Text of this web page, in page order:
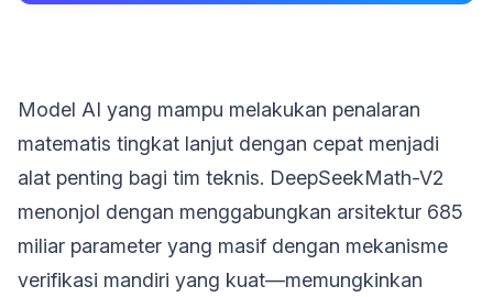
Model AI yang mampu melakukan penalaran
matematis tingkat lanjut dengan cepat menjadi
alat penting bagi tim teknis. DeepSeekMath-V2
menonjol dengan menggabungkan arsitektur 685
miliar parameter yang masif dengan mekanisme
verifikasi mandiri yang kuat—memungkinkan